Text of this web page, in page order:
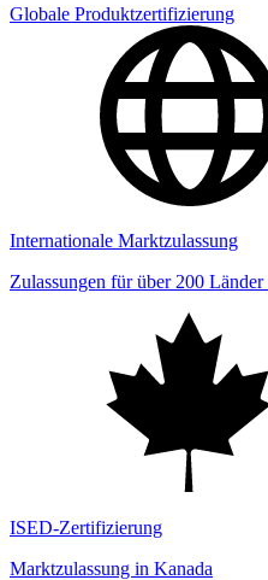
Globale Produktzertifizierung
Internationale Marktzulassung
Zulassungen für über 200
ISED-Zertifizierung
Marktzulassung in Kanada